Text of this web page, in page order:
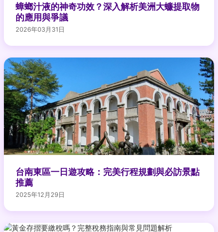
蟑螂汁液的神奇功效？深入解析美洲大蠊提取物
的應用與爭議
2026年03月31日
台南東區一日遊攻略：完美行程規劃與必訪景點
推薦
2025年12月29日